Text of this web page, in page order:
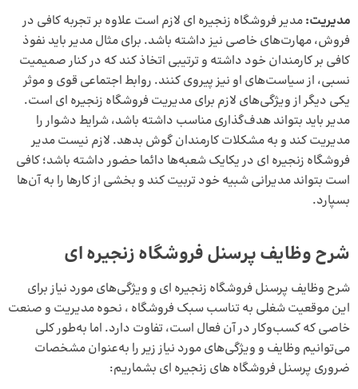
مدیریت:مدیر فروشگاه زنجیره ای لازم است علاوه بر تجربه کافی در
فروش، مهارت‌های خاصی نیز داشته باشد. برای مثال مدیر باید نفوذ
کافی بر کارمندان خود داشته و ترتیبی اتخاذ کند که در کنار صمیمیت
نسبی، از سیاست‌های او نیز پیروی کنند. روابط اجتماعی قوی و موثر
یکی دیگر از ویژگی‌های لازم برای مدیریت فروشگاه زنجیره ای است.
مدیر باید بتواند هدف‌گذاری مناسب داشته باشد، شرایط دشوار را
مدیریت کند و به مشکلات کارمندان‌ گوش بدهد. لازم نیست مدیر
فروشگاه زنجیره ای در یکایک شعبه‌ها دائما حضور داشته باشد؛ کافی
است بتواند مدیرانی شبیه خود تربیت کند و بخشی از کارها را به آن‌ها
بسپارد.
شرح وظایف پرسنل فروشگاه زنجیره ای
شرح وظایف پرسنل فروشگاه زنجیره ای و ویژگی‌های مورد نیاز برای
این موقعیت شغلی به تناسب سبک فروشگاه ، نحوه مدیریت و صنعت
خاصی که کسب‌وکار در آن فعال است، تفاوت دارد. اما به‌طور کلی
می‌توانیم وظایف و ویژگی‌های مورد نیاز زیر را به‌عنوان مشخصات
ضروری پرسنل فروشگاه های زنجیره ای بشماریم: